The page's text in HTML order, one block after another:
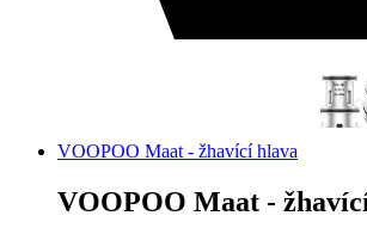
VOOPOO Maat - žhavící hlava
VOOPOO Maat -